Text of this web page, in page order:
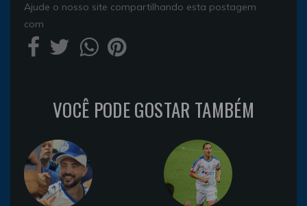
Ajude o nosso site compartilhando esta postagem
com
VOCÊ PODE GOSTAR TAMBÉM